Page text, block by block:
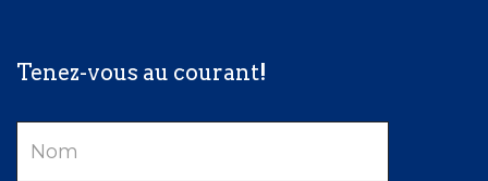
Tenez-vous au courant!
Nom